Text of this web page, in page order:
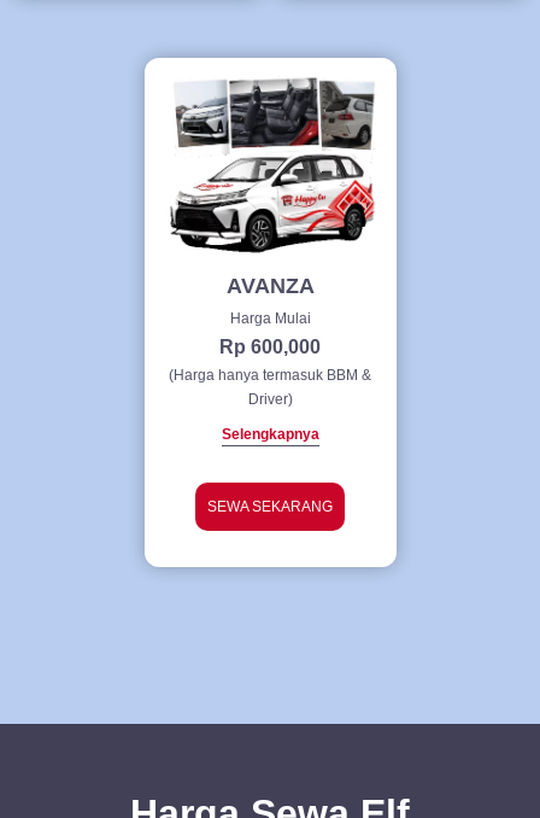
AVANZA
Harga Mulai
Rp 600,000
(Harga hanya termasuk BBM &
Driver)
Selengkapnya
SEWA SEKARANG